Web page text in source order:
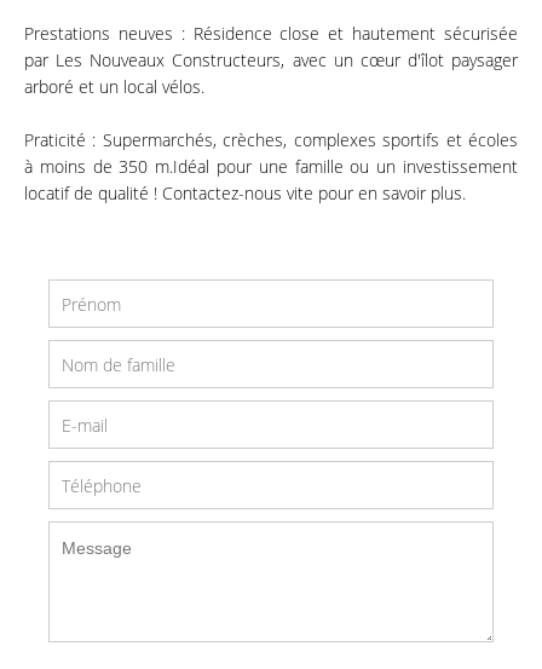
Prestations neuves : Résidence close et hautement sécurisée
par Les Nouveaux Constructeurs, avec un cœur d'îlot paysager
arboré et un local vélos.
Praticité : Supermarchés, crèches, complexes sportifs et écoles
à moins de 350 m.Idéal pour une famille ou un investissement
locatif de qualité ! Contactez-nous vite pour en savoir plus.